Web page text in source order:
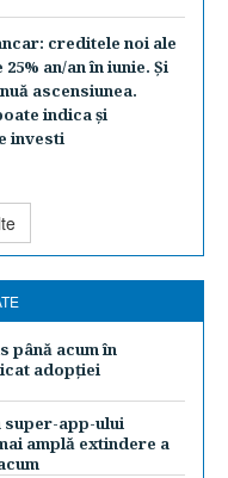
creditele noi ale
an/an în iunie. Şi
ascensiunea.
indica şi
investi
până acum în
adopției
super-app-ului
amplă extindere a